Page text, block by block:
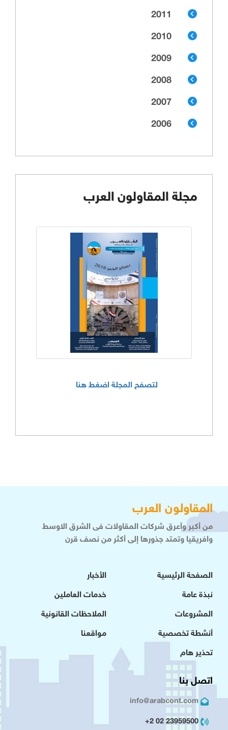
2011
2010
2009
2008
2007
2006
مجلة المقاولون العرب
لتصفح المجلة اضغط هنا
المقاولون العرب
من أكبر وأعرق شركات المقاولات فى الشرق الاوسط
وافريقيا وتمتد جذورها إلى أكثر من نصف قرن
الصفحة الرئيسية
نبذة عامة
المشروعات
أنشطة تخصصية
تحذير هام
الأخبار
خدمات العاملين
الملاحظات القانونية
مواقعنا
اتصل بنا
info@arabcont.com
23959500 02 2+